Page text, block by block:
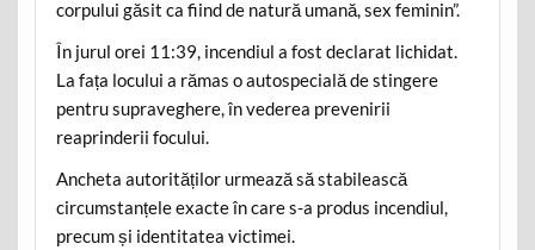
corpului găsit ca fiind de natură umană, sex feminin”.
În jurul orei 11:39, incendiul a fost declarat lichidat.
La fața locului a rămas o autospecială de stingere
pentru supraveghere, în vederea prevenirii
reaprinderii focului.
Ancheta autorităților urmează să stabilească
circumstanțele exacte în care s-a produs incendiul,
precum și identitatea victimei.